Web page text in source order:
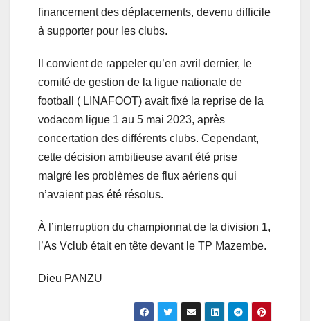
financement des déplacements, devenu difficile
à supporter pour les clubs.
Il convient de rappeler qu’en avril dernier, le
comité de gestion de la ligue nationale de
football ( LINAFOOT) avait fixé la reprise de la
vodacom ligue 1 au 5 mai 2023, après
concertation des différents clubs. Cependant,
cette décision ambitieuse avant été prise
malgré les problèmes de flux aériens qui
n’avaient pas été résolus.
À l’interruption du championnat de la division 1,
l’As Vclub était en tête devant le TP Mazembe.
Dieu PANZU